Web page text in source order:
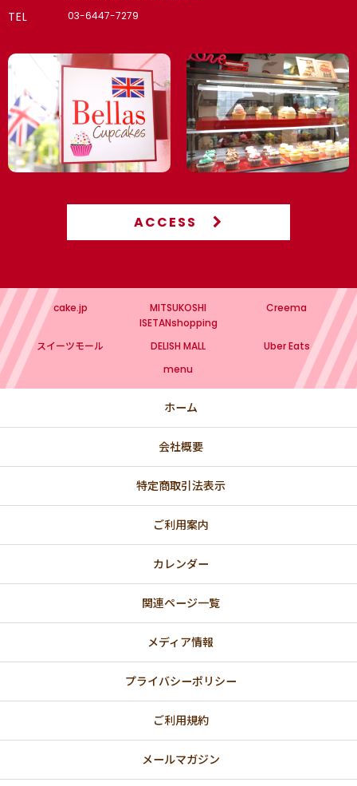
【法人向け】🏢内定式（10月1日｜10月上旬）・同期会・同窓
🎁 入学・卒業｜入園・卒園｜スポーツ・背番号｜お祝い・ギフ
🍼 赤ちゃんのお祝い｜ジェンダー リビール・ベビーシャワ
ー 4,000円以上で冷凍配送無料（8月末まで）
【個人】パーティー 4,000円以上で冷凍配送無料（8月末ま
で）
💖 PINK
💙 BLUE
💛 YELLOW
💗 バレンタインデー・ホワイトデー特集
【法人向け】国際女性デー（3/8）にオススメ
🌈 プライド月間｜レインボーカラー
🍁 秋
🎃ハッピーハロウィン特集
TEL 03-6447-7279
ACCESS
cake.jp
MITSUKOSHI
ISETANshopping
Creema
スイーツモール DELISH MALL
Uber Eats
menu
ホーム
会社概要
特定商取引法表示
ご利用案内
カレンダー
関連ページ一覧
メディア情報
プライバシーポリシー
ご利用規約
メールマガジン